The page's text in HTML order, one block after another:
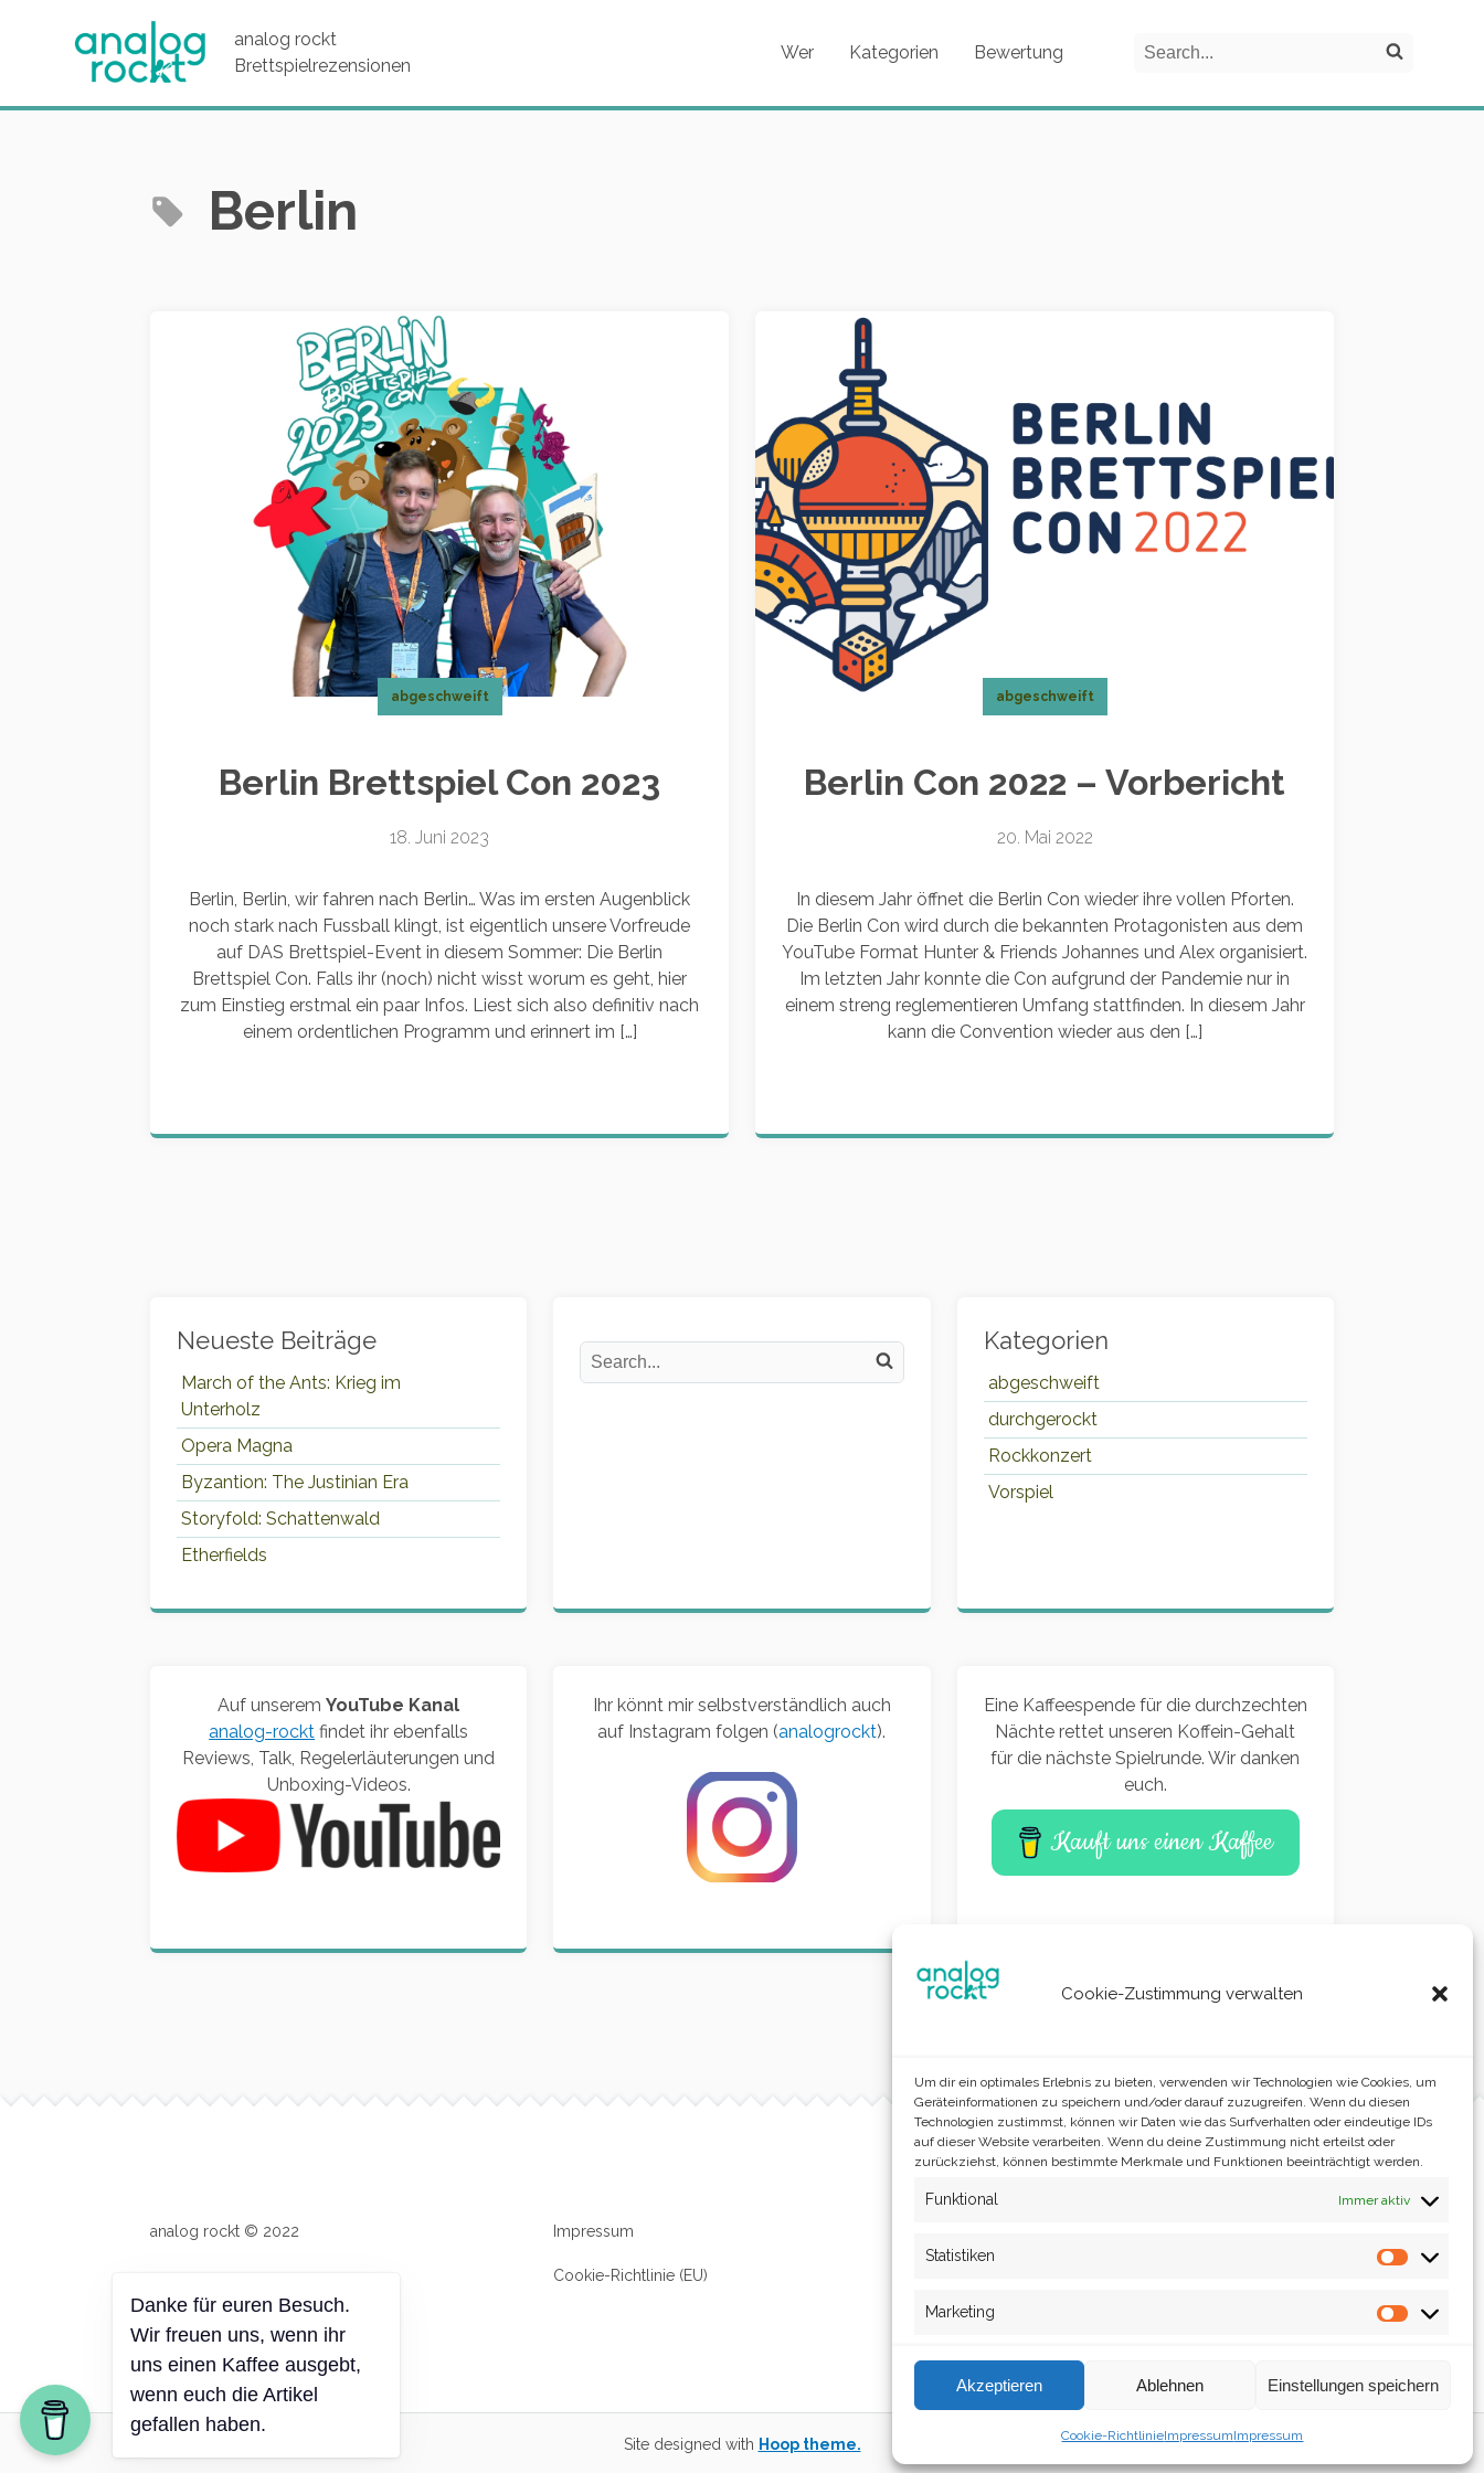
Cookie-Zustimmung verwalten
Um dir ein optimales Erlebnis zu bieten, verwenden wir Technologien wie Cookies, um
Geräteinformationen zu speichern und/oder darauf zuzugreifen. Wenn du diesen
Technologien zustimmst, können wir Daten wie das Surfverhalten oder eindeutige IDs
auf dieser Website verarbeiten. Wenn du deine Zustimmung nicht erteilst oder
zurückziehst, können bestimmte Merkmale und Funktionen beeinträchtigt werden.
Funktional Immer aktiv
Statistiken
Marketing
Akzeptieren Ablehnen Einstellungen speichern
Cookie-RichtlinieImpressumImpressum
analog rockt
Brettspielrezensionen
Wer Kategorien Bewertung
Search on the website
Search
Berlin
abgeschweift
Berlin Brettspiel Con 2023
18. Juni 2023
Berlin, Berlin, wir fahren nach Berlin… Was im ersten Augenblick
noch stark nach Fussball klingt, ist eigentlich unsere Vorfreude
auf DAS Brettspiel-Event in diesem Sommer: Die Berlin
Brettspiel Con. Falls ihr (noch) nicht wisst worum es geht, hier
zum Einstieg erstmal ein paar Infos. Liest sich also definitiv nach
einem ordentlichen Programm und erinnert im […]
abgeschweift
Berlin Con 2022 – Vorbericht
20. Mai 2022
In diesem Jahr öffnet die Berlin Con wieder ihre vollen Pforten.
Die Berlin Con wird durch die bekannten Protagonisten aus dem
YouTube Format Hunter & Friends Johannes und Alex organisiert.
Im letzten Jahr konnte die Con aufgrund der Pandemie nur in
einem streng reglementieren Umfang stattfinden. In diesem Jahr
kann die Convention wieder aus den […]
Neueste Beiträge
March of the Ants: Krieg im
Unterholz
Opera Magna
Byzantion: The Justinian Era
Storyfold: Schattenwald
Etherfields
Search on the website
Search
Kategorien
abgeschweift
durchgerockt
Rockkonzert
Vorspiel
Auf unseremYouTube Kanal
analog-rockt findet ihr ebenfalls
Reviews, Talk, Regelerläuterungen und
Unboxing-Videos.
Ihr könnt mir selbstverständlich auch
auf Instagram folgen (analogrockt).
Eine Kaffeespende für die durchzechten
Nächte rettet unseren Koffein-Gehalt
für die nächste Spielrunde. Wir danken
euch.
Kauft uns einen Kaffee
Site info
analog rockt © 2022 Impressum
Cookie-Richtlinie (EU)
Site designed with Hoop theme.
Danke für euren Besuch.
Wir freuen uns, wenn ihr
uns einen Kaffee ausgebt,
wenn euch die Artikel
gefallen haben.